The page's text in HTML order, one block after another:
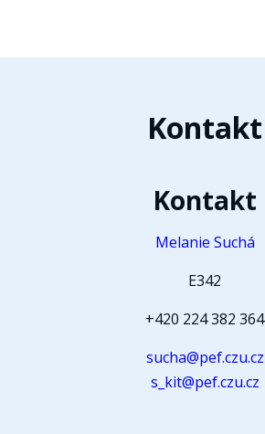
Kontakt
Kontakt
Melanie Suchá
E342
+420 224 382 364
sucha@pef.czu.cz
s_kit@pef.czu.cz